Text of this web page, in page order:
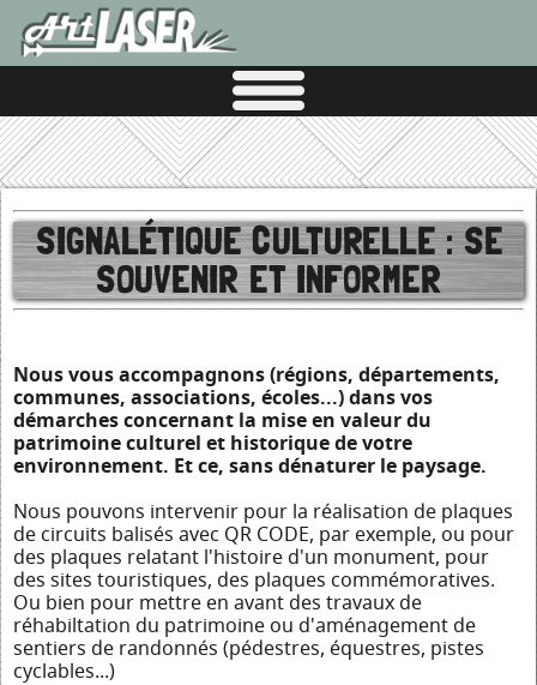
SIGNALÉTIQUE CULTURELLE : SE
SOUVENIR ET INFORMER
Nous vous accompagnons (régions, départements,
communes, associations, écoles...) dans vos
démarches concernant la mise en valeur du
patrimoine culturel et historique de votre
environnement. Et ce, sans dénaturer le paysage.
Nous pouvons intervenir pour la réalisation de plaques
de circuits balisés avec QR CODE, par exemple, ou pour
des plaques relatant l'histoire d'un monument, pour
des sites touristiques, des plaques commémoratives.
Ou bien pour mettre en avant des travaux de
réhabiltation du patrimoine ou d'aménagement de
sentiers de randonnés (pédestres, équestres, pistes
cyclables...)